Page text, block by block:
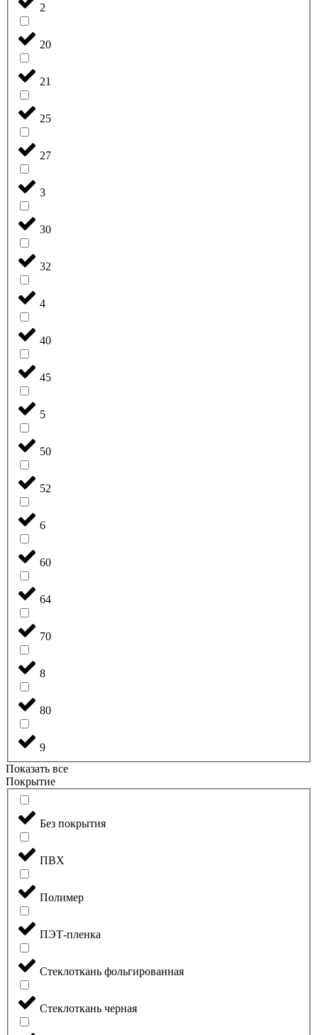
2
20
21
25
27
3
30
32
4
40
45
5
50
52
6
60
64
70
8
80
9
Показать все
Покрытие
Без покрытия
ПВХ
Полимер
ПЭТ-пленка
Стеклоткань фольгированная
Стеклоткань черная